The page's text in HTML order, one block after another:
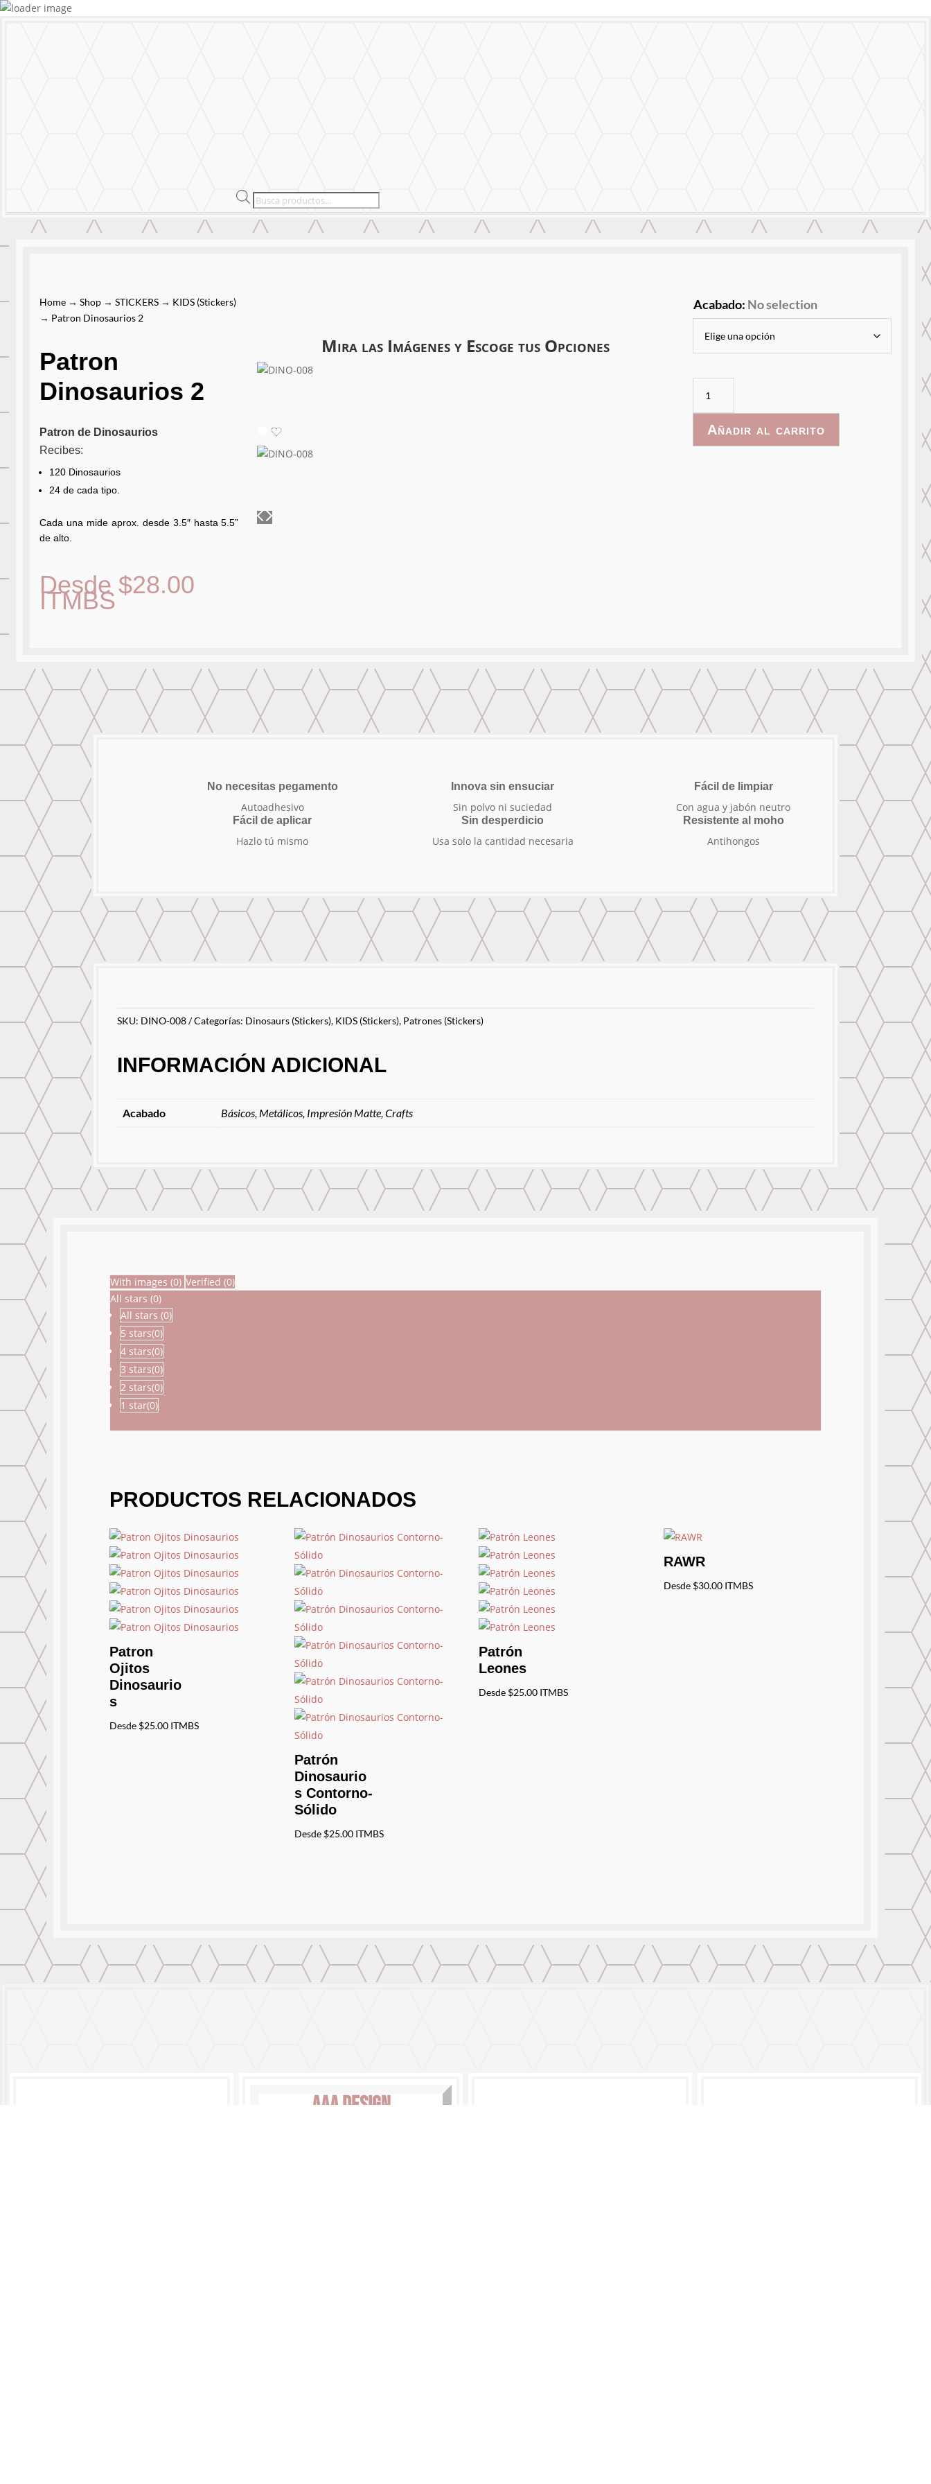
Products
search
Home →Shop →STICKERS → KIDS (Stickers)
→ Patron Dinosaurios 2
Patron
Dinosaurios 2
Patron de Dinosaurios
Recibes:
120 Dinosaurios
24 de cada tipo.
Cada una mide aprox. desde 3.5″ hasta 5.5”
de alto.
Desde $28.00
ITMBS
Mira las Imágenes y Escoge tus Opciones
Acabado: No selection
Dinosaurios
2
cantidad
Añadir al carrito
No necesitas pegamento
Autoadhesivo
Fácil de aplicar
Hazlo tú mismo
Innova sin ensuciar
Sin polvo ni suciedad
Sin desperdicio
Usa solo la cantidad necesaria
Fácil de limpiar
Con agua y jabón neutro
Resistente al moho
Antihongos
SKU: DINO-008 Categorías: Dinosaurs (Stickers), KIDS (Stickers), Patrones (Stickers)
INFORMACIÓN ADICIONAL
Acabado Básicos, Metálicos, Impresión Matte, Crafts
With images (0) Verified (0)
All stars (0)
All stars (0)
5 stars(0)
4 stars(0)
3 stars(0)
2 stars(0)
1 star(0)
PRODUCTOS RELACIONADOS
Patron
Ojitos
Dinosaurio
s
Desde $25.00 ITMBS
Patrón
Dinosaurio
s Contorno-
Sólido
Desde $25.00 ITMBS
Patrón
Leones
Desde $25.00 ITMBS
RAWR
Desde $30.00 ITMBS
AAA DESIGN